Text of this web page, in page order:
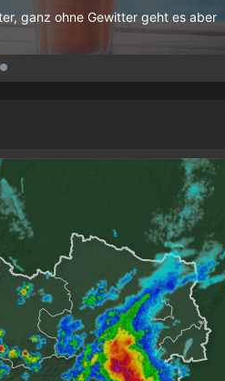
ganz ohne Gewitter geht es aber